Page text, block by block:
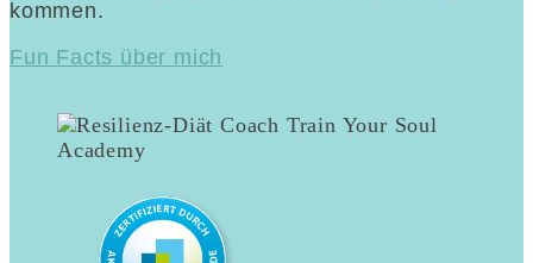
kommen.
Fun Facts über mich